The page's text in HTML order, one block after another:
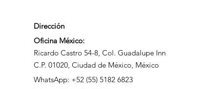
Dirección
Oficina México:
Ricardo Castro 54-8, Col. Guadalupe Inn
C.P. 01020, Ciudad de México, México
WhatsApp: +52 (55) 5182 6823